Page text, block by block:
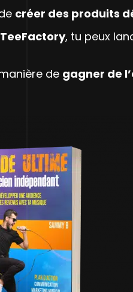
créer des produits
TeeFactory, tu peux
de gagner de